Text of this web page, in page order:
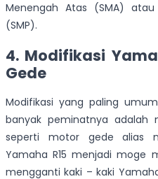
Menengah Atas (SMA)
(SMP).
4. Modifikasi
Gede
Modifikasi yang paling
banyak peminatnya adalah
seperti motor gede alias
Yamaha R15 menjadi moge
mengganti kaki – kaki